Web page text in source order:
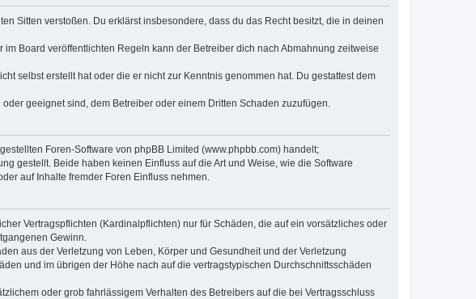
Sitten verstoßen. Du erklärst insbesondere, dass du das Recht besitzt, die in deinen
Board veröffentlichten Regeln kann der Betreiber dich nach Abmahnung zeitweise
selbst erstellt hat oder die er nicht zur Kenntnis genommen hat. Du gestattest dem
geeignet sind, dem Betreiber oder einem Dritten Schaden zuzufügen.
Foren-Software von phpBB Limited (www.phpbb.com) handelt;
gestellt. Beide haben keinen Einfluss auf die Art und Weise, wie die Software
auf Inhalte fremder Foren Einfluss nehmen.
Vertragspflichten (Kardinalpflichten) nur für Schäden, die auf ein vorsätzliches oder
Gewinn.
aus der Verletzung von Leben, Körper und Gesundheit und der Verletzung
und im übrigen der Höhe nach auf die vertragstypischen Durchschnittsschäden
oder grob fahrlässigem Verhalten des Betreibers auf die bei Vertragsschluss